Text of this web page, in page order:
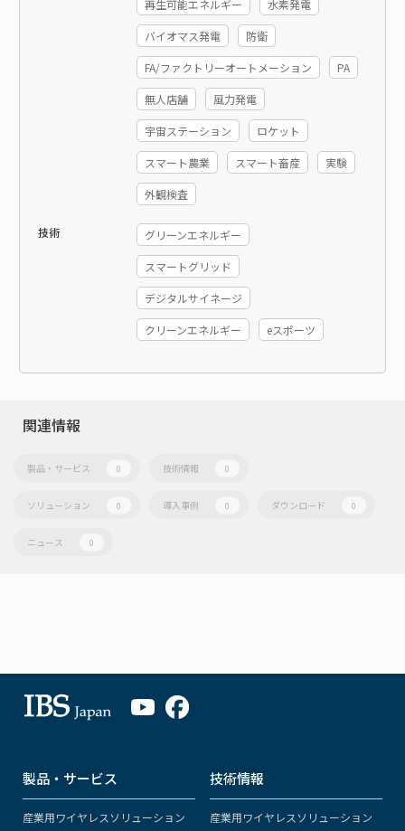
再生可能エネルギー 水素発電
バイオマス発電 防衛
FA/ファクトリーオートメーション PA
無人店舗 風力発電
宇宙ステーション ロケット
スマート農業 スマート畜産 実験
外観検査
技術 グリーンエネルギー
スマートグリッド
デジタルサイネージ
クリーンエネルギー eスポーツ
関連情報
製品・サービス 0 技術情報 0
ソリューション 0 導入事例 0 ダウンロード 0
ニュース 0
製品・サービス
産業用ワイヤレスソリューション
技術情報
産業用ワイヤレスソリューション